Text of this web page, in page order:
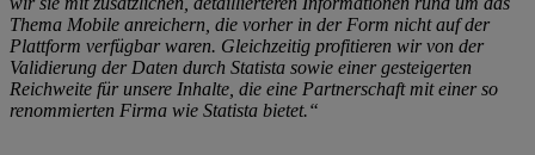
Thema Mobile anreichern, die vorher in der Form nicht auf der
Plattform verfügbar waren. Gleichzeitig profitieren wir von der
Validierung der Daten durch Statista sowie einer gesteigerten
Reichweite für unsere Inhalte, die eine Partnerschaft mit einer so
renommierten Firma wie Statista bietet.“